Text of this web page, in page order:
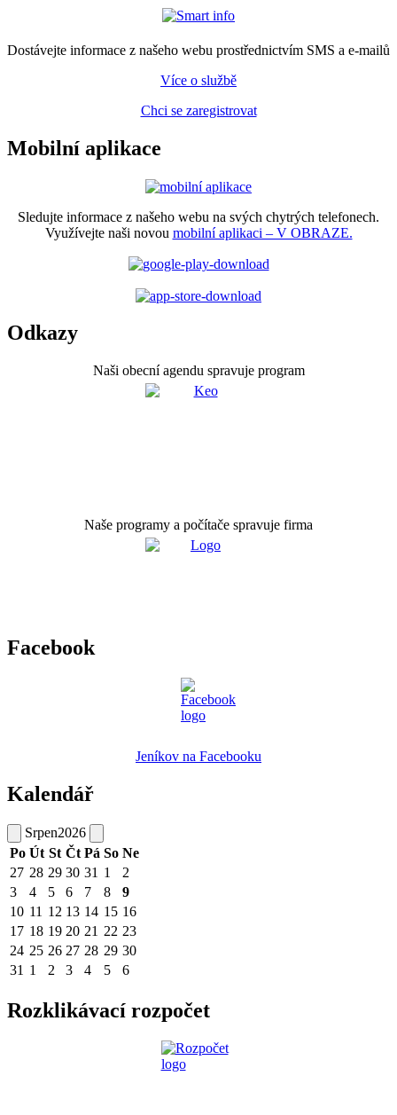
Dostávejte informace z našeho webu prostřednictvím SMS a e-mailů
Více o službě
Chci se zaregistrovat
Mobilní aplikace
Sledujte informace z našeho webu na svých chytrých telefonech.
Využívejte naši novou mobilní aplikaci – V OBRAZE.
Odkazy
Naši obecní agendu spravuje program
Naše programy a počítače spravuje firma
Facebook
Jeníkov na Facebooku
Kalendář
Srpen2026
Po Út St Čt Pá So Ne
27 28 29 30 31 1
2
3
4 5 6 7 8
9
10 11 12 13 14 15 16
17 18 19 20 21 22 23
24 25 26 27 28 29 30
31 1 2 3 4 5 6
Rozklikávací rozpočet